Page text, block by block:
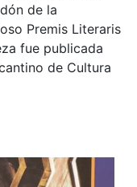
de la
Premis Literaris
fue publicada
de Cultura